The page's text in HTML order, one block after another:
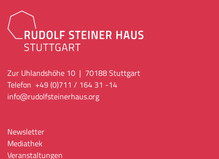
Zur Uhlandshöhe 10 | 70188 Stuttgart
Telefon +49 (0)711 / 164 31 -14
info@rudolfsteinerhaus.org
Newsletter
Mediathek
Veranstaltungen